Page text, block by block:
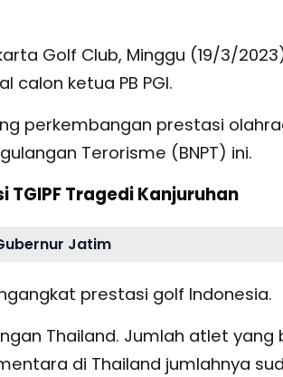
Golf Club, Minggu (19/3/
calon ketua PB PGI.
perkembangan prestasi
Terorisme (BNPT) ini.
Tragedi Kanjuruhan
Jatim
prestasi golf Indonesia.
Thailand. Jumlah atlet yang
di Thailand jumlahnya